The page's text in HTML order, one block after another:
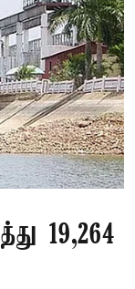
19,264